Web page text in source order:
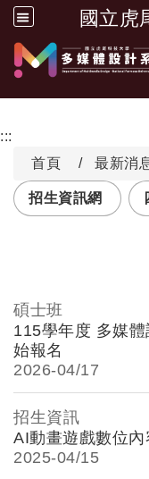
國立虎
:::
首頁
最新消
招生資訊網
碩士班
115學年度 多媒
始報名
2026-04/17
招生資訊
AI動畫遊戲數位
2025-04/15